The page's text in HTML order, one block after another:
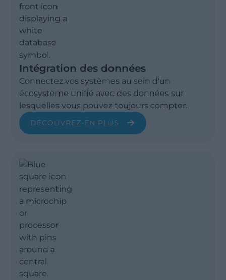
Intégration des données
Connectez vos systèmes au sein d'un
écosystème unifié avec des données sur
lesquelles vous pouvez toujours compter.
DÉCOUVREZ-EN PLUS